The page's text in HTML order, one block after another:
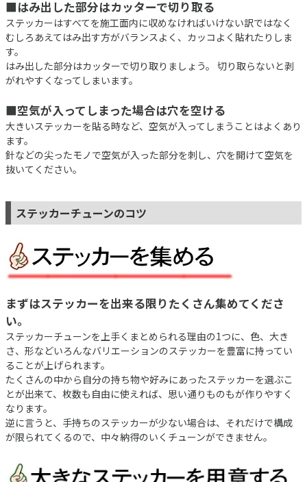
■はみ出した部分はカッターで切り取る
ステッカーはすべてを施工面内に収めなければいけない訳ではなく
むしろあえてはみ出す方がバランスよく、カッコよく貼れたりしま
す。
はみ出した部分はカッターで切り取りましょう。 切り取らないと剥
がれやすくなってしまいます。
■空気が入ってしまった場合は穴を空ける
大きいステッカーを貼る時など、空気が入ってしまうことはよくあり
ます。
針などの尖ったモノで空気が入った部分を刺し、穴を開けて空気を
抜いてください。
ステッカーチューンのコツ
まずはステッカーを出来る限りたくさん集めてくださ
い。
ステッカーチューンを上手くまとめられる理由の1つに、色、大き
さ、形などいろんなバリエーションのステッカーを豊富に持ってい
ることが上げられます。
たくさんの中から自分の持ち物や好みにあったステッカーを選ぶこ
とが出来て、枚数も自由に使えれば、思い通りものもが作りやすく
なります。
逆に言うと、手持ちのステッカーが少ない場合は、それだけで構成
が限られてくるので、中々納得のいくチューンができません。